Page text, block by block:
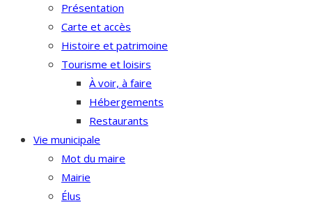
Présentation
Carte et accès
Histoire et patrimoine
Tourisme et loisirs
À voir, à faire
Hébergements
Restaurants
Vie municipale
Mot du maire
Mairie
Élus